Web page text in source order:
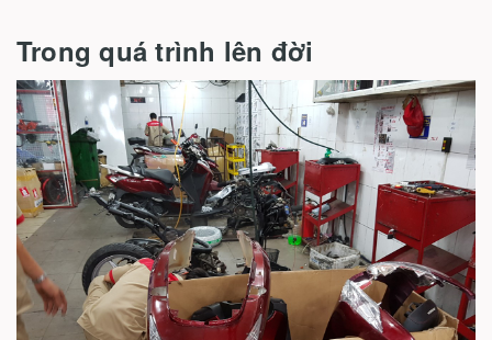
Trong quá trình lên đời